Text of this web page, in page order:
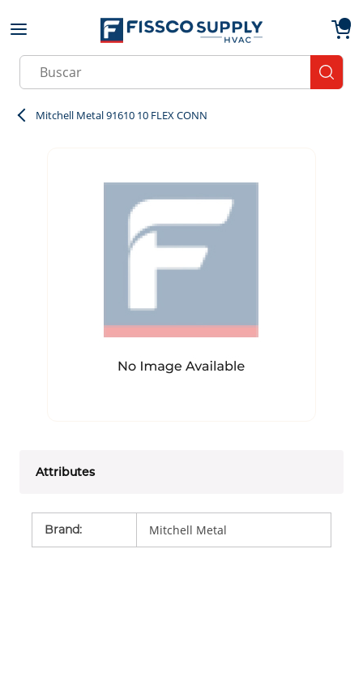
Skip to main content
Site Search
Mitchell Metal 91610 10 FLEX CONN
Attributes
Brand: Mitchell Metal